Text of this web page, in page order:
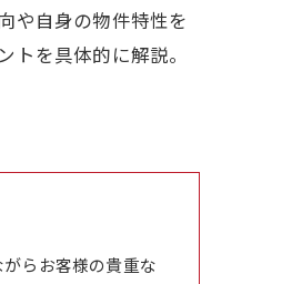
や自身の物件特性を
を具体的に解説。
らお客様の貴重な